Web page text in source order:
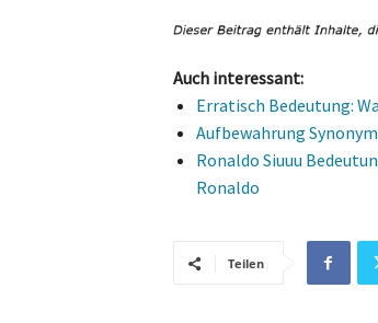
Auch interessant:
Erratisch Bedeutung:
Aufbewahrung
Ronaldo Siuuu
Ronaldo
Teilen